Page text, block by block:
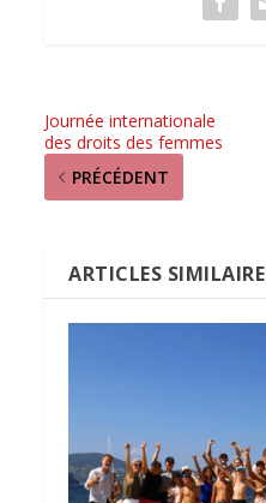
Journée internationale
des droits des femmes
PRÉCÉDENT
ARTICLES